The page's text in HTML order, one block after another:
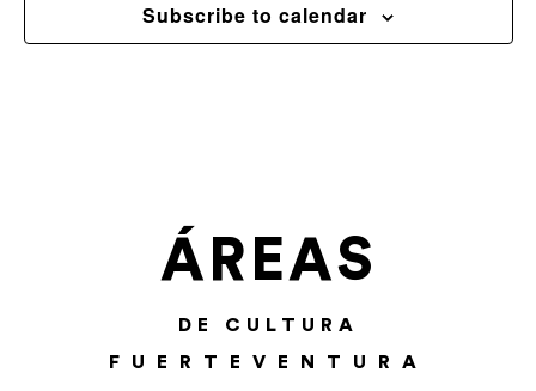
Subscribe to calendar
ÁREAS
DE CULTURA
FUERTEVENTURA